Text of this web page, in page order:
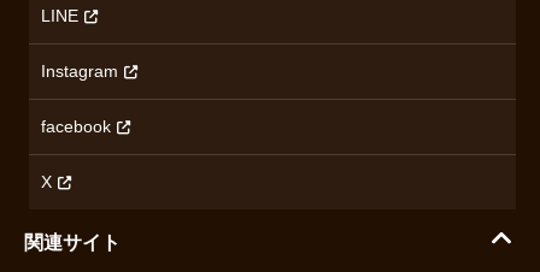
オリエントスター
ロンジン
チューダー
ブランド一覧を見る
プライバシーポリシー
無断転載・商用利用について
コンテンツ制作ポリシーおよび生成AIの利用指針
LINE
Instagram
facebook
X
関連サイト